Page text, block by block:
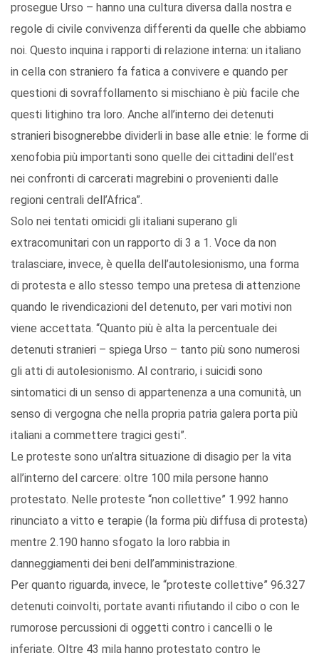
prosegue Urso – hanno una cultura diversa dalla nostra e
regole di civile convivenza differenti da quelle che abbiamo
noi. Questo inquina i rapporti di relazione interna: un italiano
in cella con straniero fa fatica a convivere e quando per
questioni di sovraffollamento si mischiano è più facile che
questi litighino tra loro. Anche all’interno dei detenuti
stranieri bisognerebbe dividerli in base alle etnie: le forme di
xenofobia più importanti sono quelle dei cittadini dell’est
nei confronti di carcerati magrebini o provenienti dalle
regioni centrali dell’Africa”.
Solo nei tentati omicidi gli italiani superano gli
extracomunitari con un rapporto di 3 a 1. Voce da non
tralasciare, invece, è quella dell’autolesionismo, una forma
di protesta e allo stesso tempo una pretesa di attenzione
quando le rivendicazioni del detenuto, per vari motivi non
viene accettata. “Quanto più è alta la percentuale dei
detenuti stranieri – spiega Urso – tanto più sono numerosi
gli atti di autolesionismo. Al contrario, i suicidi sono
sintomatici di un senso di appartenenza a una comunità, un
senso di vergogna che nella propria patria galera porta più
italiani a commettere tragici gesti”.
Le proteste sono un’altra situazione di disagio per la vita
all’interno del carcere: oltre 100 mila persone hanno
protestato. Nelle proteste “non collettive” 1.992 hanno
rinunciato a vitto e terapie (la forma più diffusa di protesta)
mentre 2.190 hanno sfogato la loro rabbia in
danneggiamenti dei beni dell’amministrazione.
Per quanto riguarda, invece, le “proteste collettive” 96.327
detenuti coinvolti, portate avanti rifiutando il cibo o con le
rumorose percussioni di oggetti contro i cancelli o le
inferiate. Oltre 43 mila hanno protestato contro le